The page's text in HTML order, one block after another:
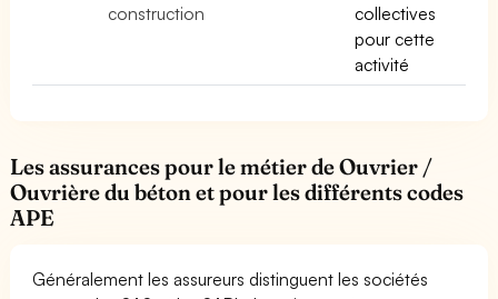
construction
collectives
pour cette
activité
Les assurances pour le métier de Ouvrier /
Ouvrière du béton et pour les différents codes
APE
Généralement les assureurs distinguent les sociétés